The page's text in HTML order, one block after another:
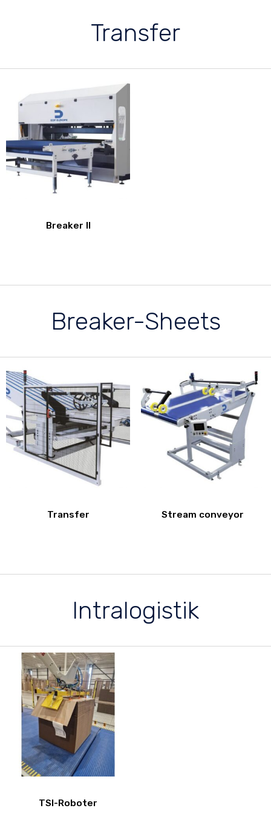
Transfer
Breaker II
Breaker-Sheets
Transfer Stream conveyor
Intralogistik
TSI-Roboter